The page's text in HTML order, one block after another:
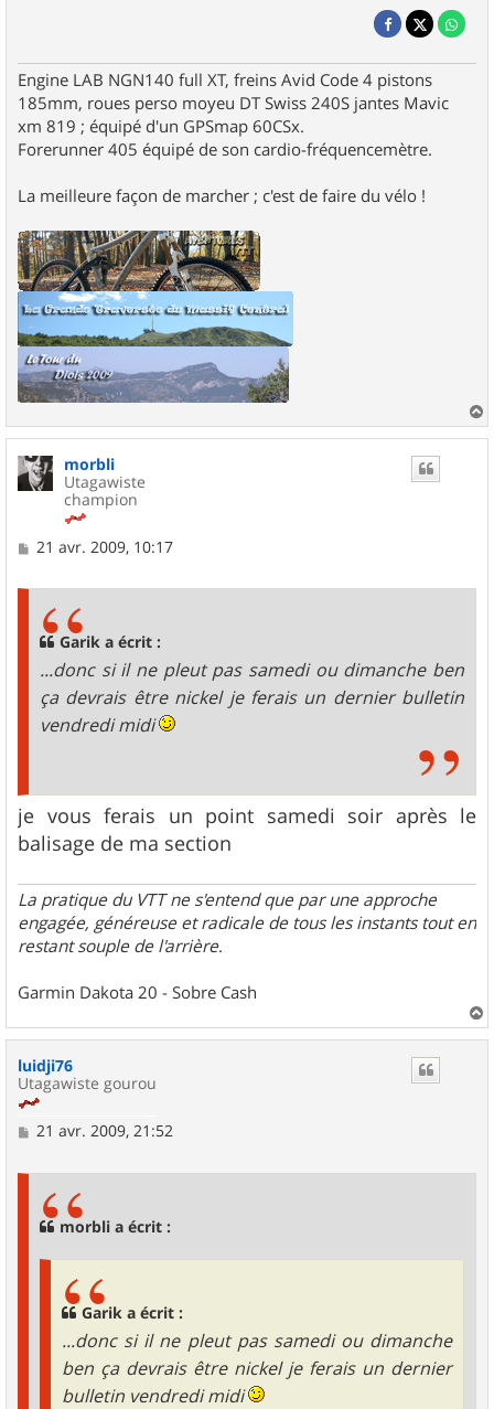
Engine LAB NGN140 full XT, freins Avid Code 4 pistons
185mm, roues perso moyeu DT Swiss 240S jantes Mavic
xm 819 ; équipé d'un GPSmap 60CSx.
Forerunner 405 équipé de son cardio-fréquencemètre.
La meilleure façon de marcher ; c'est de faire du vélo !
a
u
morbli
Utagawiste
champion
M
21 avr. 2009, 10:17
Garik a écrit :
...donc si il ne pleut pas samedi ou dimanche ben
ça devrais être nickel je ferais un dernier bulletin
vendredi midi
je vous ferais un point samedi soir après le
balisage de ma section
La pratique du VTT ne s'entend que par une approche
engagée, généreuse et radicale de tous les instants tout en
restant souple de l'arrière.
Garmin Dakota 20 - Sobre Cash
a
luidji76
Utagawiste gourou
M
21 avr. 2009, 21:52
morbli a écrit :
Garik a écrit :
...donc si il ne pleut pas samedi ou dimanche
ben ça devrais être nickel je ferais un dernier
bulletin vendredi midi